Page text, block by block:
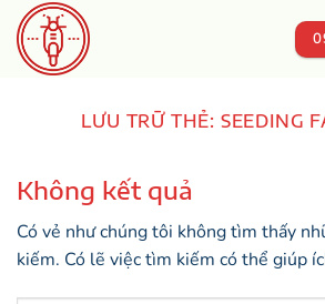
Chuyển
đến
nội
LƯU TRỮ THẺ: SEEDING
Không kết quả
Có vẻ như chúng tôi không tìm thấy
kiếm. Có lẽ việc tìm kiếm có thể giúp